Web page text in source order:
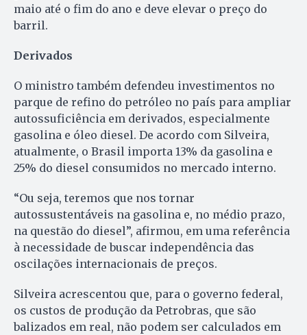
maio até o fim do ano e deve elevar o preço do
barril.
Derivados
O ministro também defendeu investimentos no
parque de refino do petróleo no país para ampliar
autossuficiência em derivados, especialmente
gasolina e óleo diesel. De acordo com Silveira,
atualmente, o Brasil importa 13% da gasolina e
25% do diesel consumidos no mercado interno.
“Ou seja, teremos que nos tornar
autossustentáveis na gasolina e, no médio prazo,
na questão do diesel”, afirmou, em uma referência
à necessidade de buscar independência das
oscilações internacionais de preços.
Silveira acrescentou que, para o governo federal,
os custos de produção da Petrobras, que são
balizados em real, não podem ser calculados em